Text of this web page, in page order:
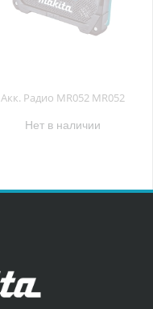
Акк. Радио MR052 MR052
Нет в наличии